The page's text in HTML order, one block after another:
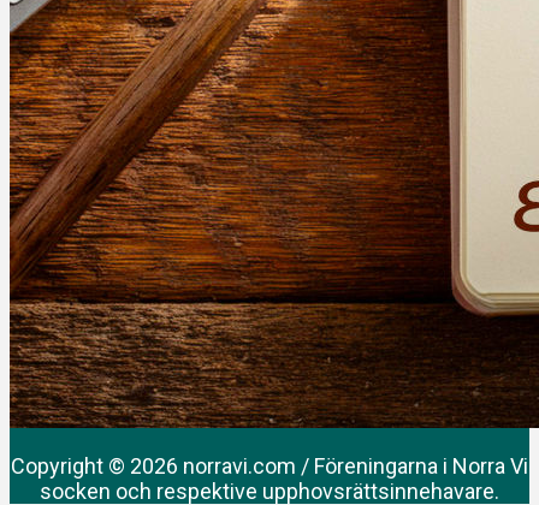
Copyright © 2026 norravi.com / Föreningarna i Norra Vi
socken och respektive upphovsrättsinnehavare.